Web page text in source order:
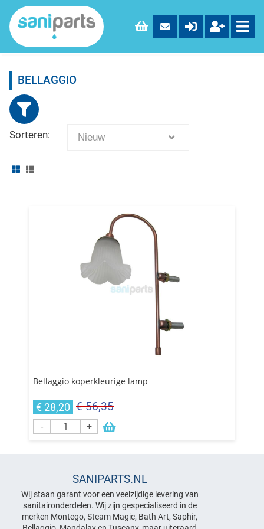
BELLAGGIO
Sorteren: Nieuw
Bellaggio koperkleurige lamp
€ 28,20 € 56,35
- +
SANIPARTS.NL
Wij staan garant voor een veelzijdige levering van
sanitaironderdelen. Wij zijn gespecialiseerd in de
merken Montego, Steam Magic, Bath Art, Saphir,